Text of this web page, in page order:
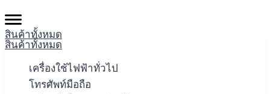
สินค้าทั้งหมด
สินค้าทั้งหมด
เครื่องใช้ไฟฟ้าทั่วไป
โทรศัพท์มือถือ